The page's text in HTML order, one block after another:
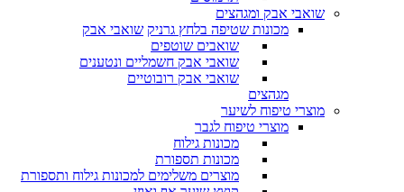
שואבי אבק ומגהצים
מכונות שטיפה בלחץ גרניק שואבי אבק
שואבים שוטפים
שואבי אבק חשמליים ונטענים
שואבי אבק רובוטיים
מגהצים
מוצרי טיפוח לשיער
מוצרי טיפוח לגבר
מכונות גילוח
מכונות תספורת
מוצרים משלימים למכונות גילוח ותספורת